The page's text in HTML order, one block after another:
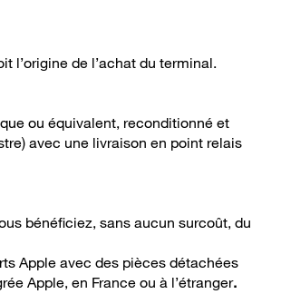
l’origine de l’achat du terminal.
ou équivalent, reconditionné et
avec une livraison en point relais
bénéficiez, sans aucun surcoût, du
Apple avec des pièces détachées
Apple, en France ou à l’étranger.